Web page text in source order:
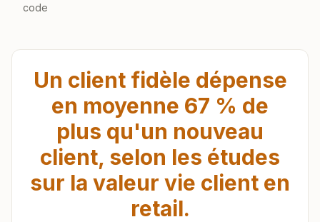
code
Un client fidèle dépense
en moyenne 67 % de
plus qu'un nouveau
client, selon les études
sur la valeur vie client en
retail.